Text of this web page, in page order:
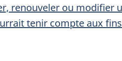
renouveler ou
tenir compte aux